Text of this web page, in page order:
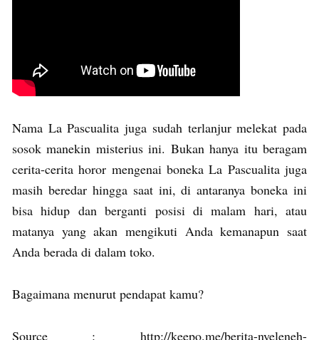
Nama La Pascualita juga sudah terlanjur melekat pada
sosok manekin misterius ini. Bukan hanya itu beragam
cerita-cerita horor mengenai boneka La Pascualita juga
masih beredar hingga saat ini, di antaranya boneka ini
bisa hidup dan berganti posisi di malam hari, atau
matanya yang akan mengikuti Anda kemanapun saat
Anda berada di dalam toko.
Bagaimana menurut pendapat kamu?
Source : http://keepo.me/berita-nyeleneh-